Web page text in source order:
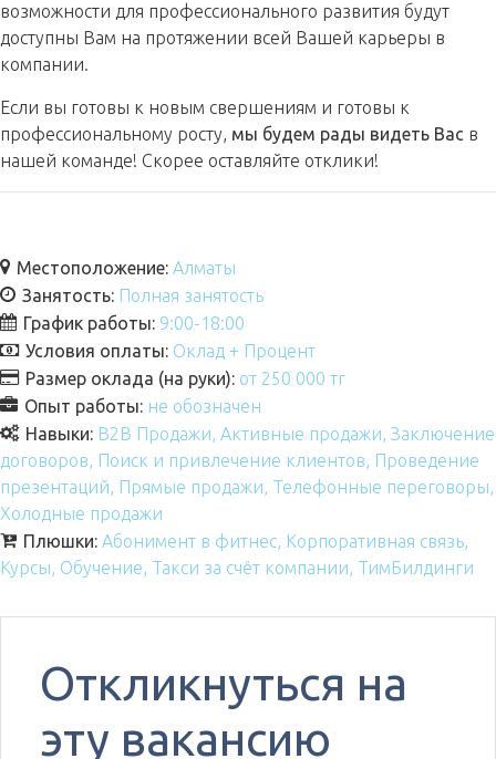
возможности для профессионального развития будут
доступны Вам на протяжении всей Вашей карьеры в
компании.
Если вы готовы к новым свершениям и готовы к
профессиональному росту, мы будем рады видеть Вас в
нашей команде! Скорее оставляйте отклики!
Местоположение: Алматы
Занятость: Полная занятость
График работы: 9:00-18:00
Условия оплаты: Оклад + Процент
Размер оклада (на руки): от 250 000 тг
Опыт работы: не обозначен
Навыки: B2B Продажи Активные продажи Заключение
договоров
Поиск и привлечение клиентов
Проведение
презентаций
Прямые продажи Телефонные переговоры
Холодные продажи
Плюшки: Абонимент в фитнес Корпоративная связь
Курсы Обучение Такси за счёт компании ТимБилдинги
Откликнуться на
эту вакансию